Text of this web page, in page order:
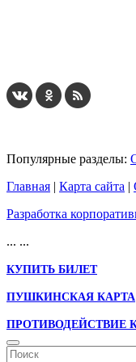
Популярные разделы:
Главная | Карта сайта |
Разработка
... ...
КУПИТЬ БИЛЕТ
ПУШКИНСКАЯ КАРТА
ПРОТИВОДЕЙСТВИЕ